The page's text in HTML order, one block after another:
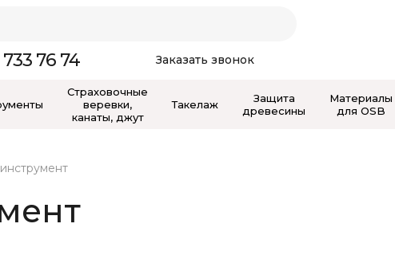
76 74 Заказать звонок
Страховочные
веревки,
канаты, джут
Такелаж
Защита
древесины
Материалы
для OSB